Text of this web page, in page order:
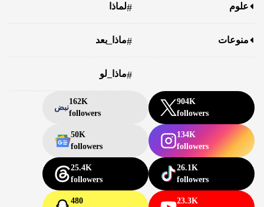
علوم
منوعات
#لماذا
#ماذا_بعد
#ماذا_لو
904K
followers
162K
followers
نبض
134K
followers
50K
followers
26.1K
followers
25.4K
followers
23.3K
480